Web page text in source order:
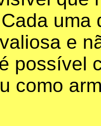
e
possível
como